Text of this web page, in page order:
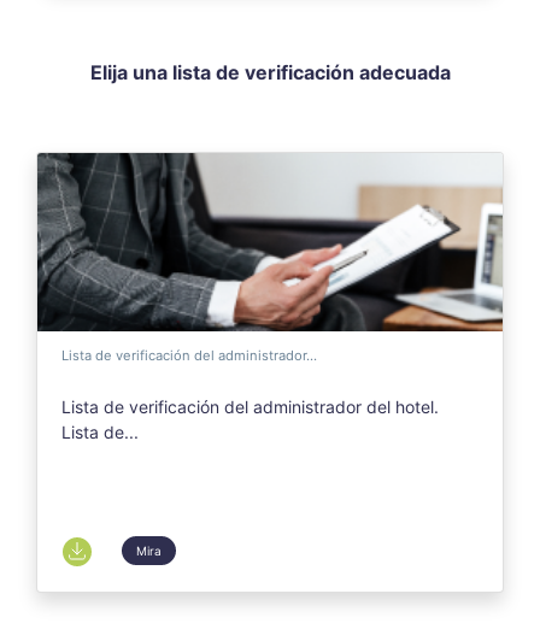
Elija una lista de verificación adecuada
Lista de verificación del administrador...
Lista de verificación del administrador del hotel.
Lista de...
Mira